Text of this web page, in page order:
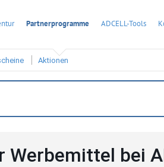
Partnerprogramme ADCELL-Tools
Aktionen
Werbemittel bei